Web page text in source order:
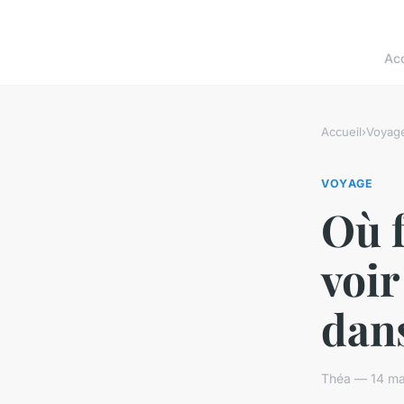
Accueil›
VOYAGE
Où
voir
Théa — 14